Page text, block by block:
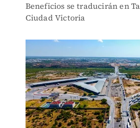
Beneficios se traducirán en
Ciudad Victoria